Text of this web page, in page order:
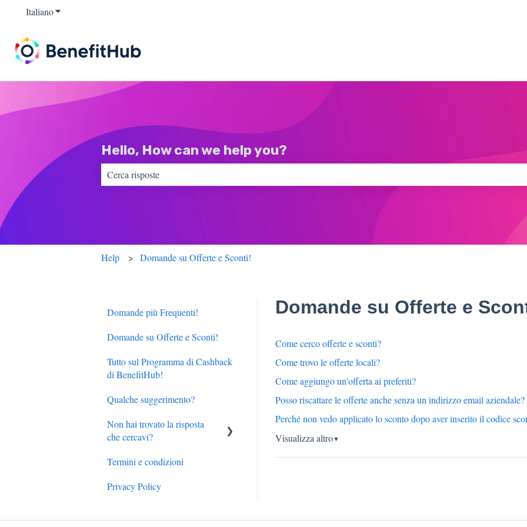
ItalianoMostra sottomenu per le traduzioni
Hello, How can we help you?
Help Domande su Offerte e Sconti!
Domande su Offerte e
Come cerco offerte e sconti?
Come trovo le offerte locali?
Come aggiungo un'offerta ai preferiti?
Posso riscattare le offerte anche senza un indirizzo email aziendale?
Perché non vedo applicato lo sconto dopo aver inserito il codice
Visualizza altro▼
Domande più Frequenti!
Domande su Offerte e Sconti!
Tutto sul Programma di Cashback
di BenefitHub!
Qualche suggerimento?
Non hai trovato la risposta
che cercavi?
Dettagli di contatto del
Termini e condizioni
Privacy Policy